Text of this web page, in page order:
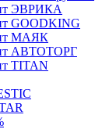
ЭВРИКА
GOODKING
МАЯК
АВТОТОРГ
TITAN